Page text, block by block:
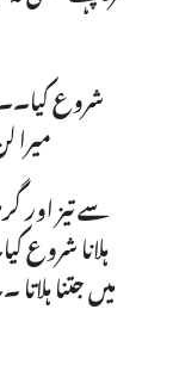
شروع
سے تیز اور
ہلانا شروع
میں جتنا